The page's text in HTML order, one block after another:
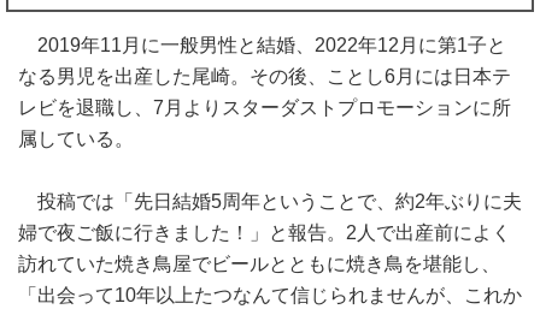
2019年11月に一般男性と結婚、2022年12月に第1子と
なる男児を出産した尾崎。その後、ことし6月には日本テ
レビを退職し、7月よりスターダストプロモーションに所
属している。
投稿では「先日結婚5周年ということで、約2年ぶりに夫
婦で夜ご飯に行きました！」と報告。2人で出産前によく
訪れていた焼き鳥屋でビールとともに焼き鳥を堪能し、
「出会って10年以上たつなんて信じられませんが、これか